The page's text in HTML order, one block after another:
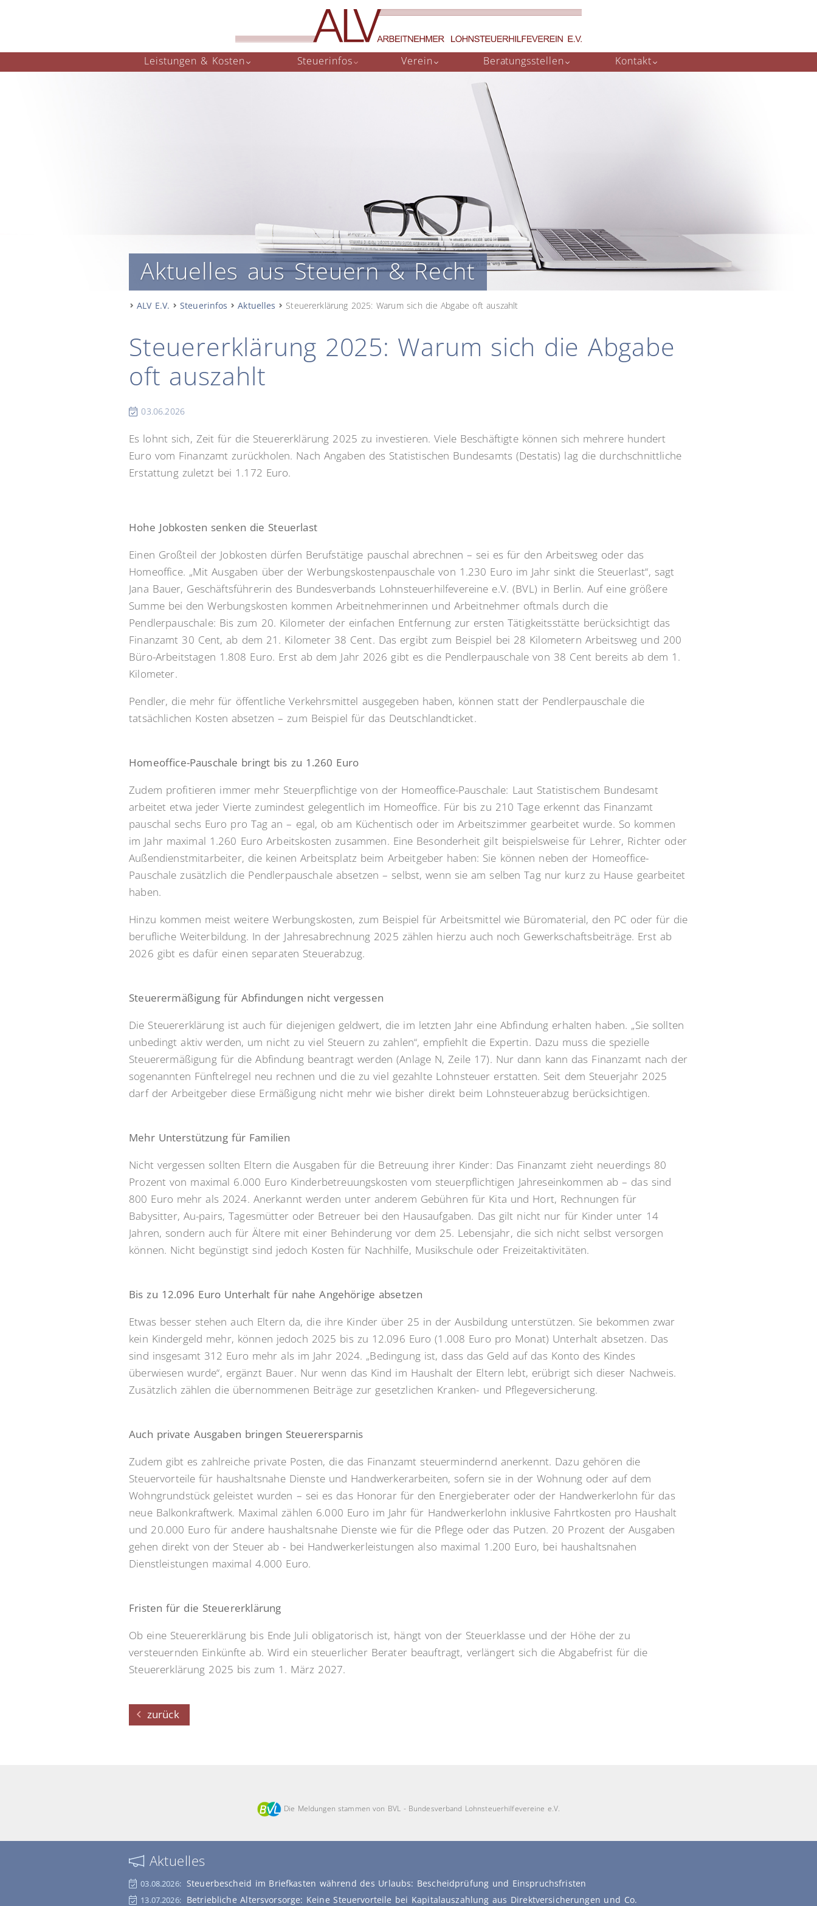
Corona: Infos zur Lage im Verein // Wir sind weiter für Sie da!
Navigation
Leistungen & Kosten Steuerinfos Verein Beratungsstellen Kontakt
Aktuelles aus Steuern & Recht
ALV E.V. Steuerinfos Aktuelles Steuererklärung 2025: Warum sich die Abgabe oft auszahlt
Steuererklärung 2025: Warum sich die Abgabe
oft auszahlt
03.06.2026
Es lohnt sich, Zeit für die Steuererklärung 2025 zu investieren. Viele Beschäftigte können sich mehrere hundert
Euro vom Finanzamt zurückholen. Nach Angaben des Statistischen Bundesamts (Destatis) lag die durchschnittliche
Erstattung zuletzt bei 1.172 Euro.
Hohe Jobkosten senken die Steuerlast
Einen Großteil der Jobkosten dürfen Berufstätige pauschal abrechnen – sei es für den Arbeitsweg oder das
Homeoffice. „Mit Ausgaben über der Werbungskostenpauschale von 1.230 Euro im Jahr sinkt die Steuerlast“, sagt
Jana Bauer, Geschäftsführerin des Bundesverbands Lohnsteuerhilfevereine e.V. (BVL) in Berlin. Auf eine größere
Summe bei den Werbungskosten kommen Arbeitnehmerinnen und Arbeitnehmer oftmals durch die
Pendlerpauschale: Bis zum 20. Kilometer der einfachen Entfernung zur ersten Tätigkeitsstätte berücksichtigt das
Finanzamt 30 Cent, ab dem 21. Kilometer 38 Cent. Das ergibt zum Beispiel bei 28 Kilometern Arbeitsweg und 200
Büro-Arbeitstagen 1.808 Euro. Erst ab dem Jahr 2026 gibt es die Pendlerpauschale von 38 Cent bereits ab dem 1.
Kilometer.
Pendler, die mehr für öffentliche Verkehrsmittel ausgegeben haben, können statt der Pendlerpauschale die
tatsächlichen Kosten absetzen – zum Beispiel für das Deutschlandticket.
Homeoffice-Pauschale bringt bis zu 1.260 Euro
Zudem profitieren immer mehr Steuerpflichtige von der Homeoffice-Pauschale: Laut Statistischem Bundesamt
arbeitet etwa jeder Vierte zumindest gelegentlich im Homeoffice. Für bis zu 210 Tage erkennt das Finanzamt
pauschal sechs Euro pro Tag an – egal, ob am Küchentisch oder im Arbeitszimmer gearbeitet wurde. So kommen
im Jahr maximal 1.260 Euro Arbeitskosten zusammen. Eine Besonderheit gilt beispielsweise für Lehrer, Richter oder
Außendienstmitarbeiter, die keinen Arbeitsplatz beim Arbeitgeber haben: Sie können neben der Homeoffice-
Pauschale zusätzlich die Pendlerpauschale absetzen – selbst, wenn sie am selben Tag nur kurz zu Hause gearbeitet
haben.
Hinzu kommen meist weitere Werbungskosten, zum Beispiel für Arbeitsmittel wie Büromaterial, den PC oder für die
berufliche Weiterbildung. In der Jahresabrechnung 2025 zählen hierzu auch noch Gewerkschaftsbeiträge. Erst ab
2026 gibt es dafür einen separaten Steuerabzug.
Steuerermäßigung für Abfindungen nicht vergessen
Die Steuererklärung ist auch für diejenigen geldwert, die im letzten Jahr eine Abfindung erhalten haben. „Sie sollten
unbedingt aktiv werden, um nicht zu viel Steuern zu zahlen“, empfiehlt die Expertin. Dazu muss die spezielle
Steuerermäßigung für die Abfindung beantragt werden (Anlage N, Zeile 17). Nur dann kann das Finanzamt nach der
sogenannten Fünftelregel neu rechnen und die zu viel gezahlte Lohnsteuer erstatten. Seit dem Steuerjahr 2025
darf der Arbeitgeber diese Ermäßigung nicht mehr wie bisher direkt beim Lohnsteuerabzug berücksichtigen.
Mehr Unterstützung für Familien
Nicht vergessen sollten Eltern die Ausgaben für die Betreuung ihrer Kinder: Das Finanzamt zieht neuerdings 80
Prozent von maximal 6.000 Euro Kinderbetreuungskosten vom steuerpflichtigen Jahreseinkommen ab – das sind
800 Euro mehr als 2024. Anerkannt werden unter anderem Gebühren für Kita und Hort, Rechnungen für
Babysitter, Au-pairs, Tagesmütter oder Betreuer bei den Hausaufgaben. Das gilt nicht nur für Kinder unter 14
Jahren, sondern auch für Ältere mit einer Behinderung vor dem 25. Lebensjahr, die sich nicht selbst versorgen
können. Nicht begünstigt sind jedoch Kosten für Nachhilfe, Musikschule oder Freizeitaktivitäten.
Bis zu 12.096 Euro Unterhalt für nahe Angehörige absetzen
Etwas besser stehen auch Eltern da, die ihre Kinder über 25 in der Ausbildung unterstützen. Sie bekommen zwar
kein Kindergeld mehr, können jedoch 2025 bis zu 12.096 Euro (1.008 Euro pro Monat) Unterhalt absetzen. Das
sind insgesamt 312 Euro mehr als im Jahr 2024. „Bedingung ist, dass das Geld auf das Konto des Kindes
überwiesen wurde“, ergänzt Bauer. Nur wenn das Kind im Haushalt der Eltern lebt, erübrigt sich dieser Nachweis.
Zusätzlich zählen die übernommenen Beiträge zur gesetzlichen Kranken- und Pflegeversicherung.
Auch private Ausgaben bringen Steuerersparnis
Zudem gibt es zahlreiche private Posten, die das Finanzamt steuermindernd anerkennt. Dazu gehören die
Steuervorteile für haushaltsnahe Dienste und Handwerkerarbeiten, sofern sie in der Wohnung oder auf dem
Wohngrundstück geleistet wurden – sei es das Honorar für den Energieberater oder der Handwerkerlohn für das
neue Balkonkraftwerk. Maximal zählen 6.000 Euro im Jahr für Handwerkerlohn inklusive Fahrtkosten pro Haushalt
und 20.000 Euro für andere haushaltsnahe Dienste wie für die Pflege oder das Putzen. 20 Prozent der Ausgaben
gehen direkt von der Steuer ab - bei Handwerkerleistungen also maximal 1.200 Euro, bei haushaltsnahen
Dienstleistungen maximal 4.000 Euro.
Fristen für die Steuererklärung
Ob eine Steuererklärung bis Ende Juli obligatorisch ist, hängt von der Steuerklasse und der Höhe der zu
versteuernden Einkünfte ab. Wird ein steuerlicher Berater beauftragt, verlängert sich die Abgabefrist für die
Steuererklärung 2025 bis zum 1. März 2027.
zurück
Die Meldungen stammen von BVL - Bundesverband Lohnsteuerhilfevereine e.V.
Aktuelles
03.08.2026: Steuerbescheid im Briefkasten während des Urlaubs: Bescheidprüfung und Einspruchsfristen
13.07.2026: Betriebliche Altersvorsorge: Keine Steuervorteile bei Kapitalauszahlung aus Direktversicherungen und Co.